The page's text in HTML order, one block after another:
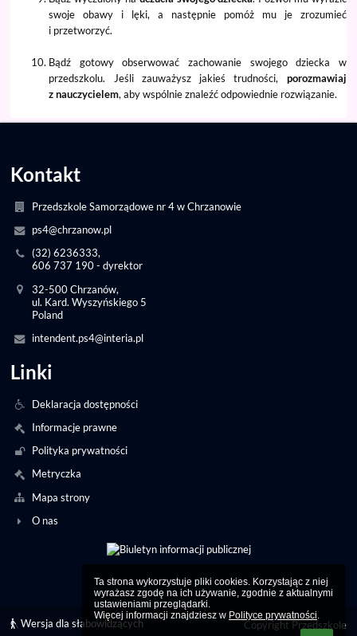
Ta strona wykorzystuje pliki cookies. Korzystając z niej
wyrażasz zgodę na ich używanie, zgodnie z aktualnymi
ustawieniami przeglądarki.
Więcej informacji znajdziesz w Polityce prywatności.
swoje obawy i lęki, a następnie pomóż mu je zrozumieć
i przetworzyć.
Bądź gotowy obserwować zachowanie swojego dziecka w
przedszkolu. Jeśli zauważysz jakieś trudności, porozmawiaj
z nauczycielem, aby wspólnie znaleźć odpowiednie rozwiązanie.
Kontakt
Przedszkole Samorządowe nr 4 w Chrzanowie
ps4@chrzanow.pl
(32) 6236333,
606 737 190 - dyrektor
32-500 Chrzanów,
ul. Kard. Wyszyńskiego 5
Poland
intendent.ps4@interia.pl
Linki
Deklaracja dostępności
Informacje prawne
Polityka prywatności
Metryczka
Mapa strony
O nas
Wersja dla słabowidzących
Copyright Przedszkole